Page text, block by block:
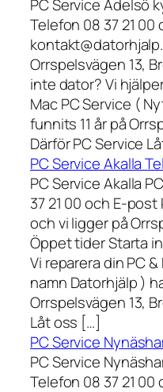
PC Service Adelsö
Telefon 08 37 21
Orrspelsvägen 13,
inte dator? Vi
Mac PC Service (
funnits 11 år på
Därför PC Service
PC Service Akalla
PC Service Akalla
37 21 00 och E-
och vi ligger på
Öppet tider Starta
Vi reparera din PC
namn Datorhjälp )
Orrspelsvägen 13,
Låt oss […]
PC Service
PC Service
Telefon 08 37 21